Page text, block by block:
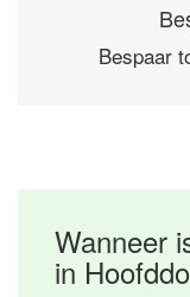
Bespaar
Wanneer
in